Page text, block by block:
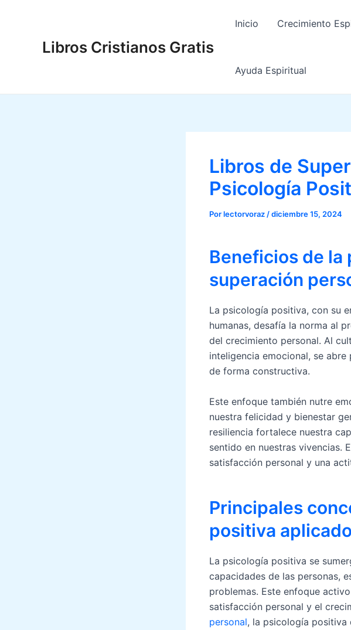
Libros Cristianos Gratis
Inicio Crecimiento
Ayuda Espiritual
Libros de
Psicología
Porlectorvoraz /diciembre 15, 2024
Beneficios de la
superación
La psicología positiva, con su
humanas, desafía la norma al
del crecimiento personal. Al
inteligencia emocional, se
de forma constructiva.
Este enfoque también nutre
nuestra felicidad y bienestar
resiliencia fortalece nuestra
sentido en nuestras vivencias.
satisfacción personal y una
Principales
positiva
La psicología positiva se
capacidades de las personas,
problemas. Este enfoque
satisfacción personal y el
personal, la psicología positiva